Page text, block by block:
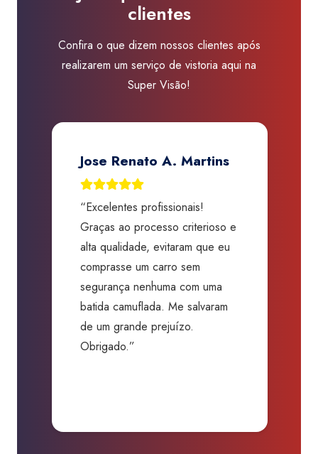
quantidade
clientes
Confira o que dizem nossos clientes após
realizarem um serviço de vistoria aqui na
Super Visão!
Jose Renato A. Martins
“Excelentes profissionais!
Graças ao processo criterioso e
alta qualidade, evitaram que eu
comprasse um carro sem
segurança nenhuma com uma
batida camuflada. Me salvaram
de um grande prejuízo.
Obrigado.”